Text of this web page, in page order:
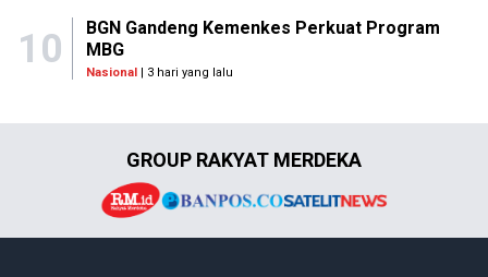
10
BGN Gandeng Kemenkes Perkuat Program
MBG
Nasional | 3 hari yang lalu
GROUP RAKYAT MERDEKA